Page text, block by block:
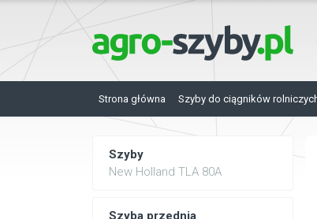
Strona główna Szyby do ciągników
Szyby
New Holland TLA 80A
Szyba przednia